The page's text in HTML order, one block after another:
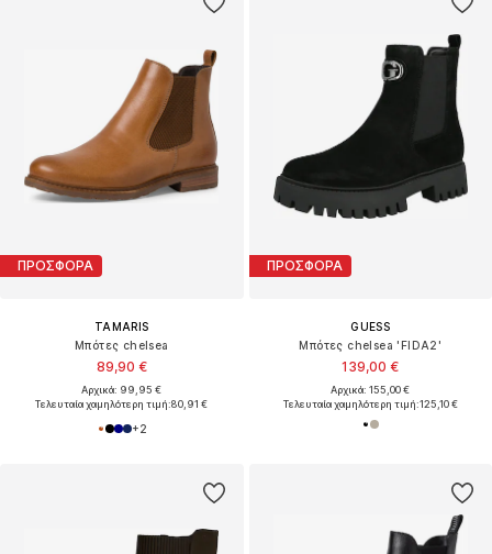
ΠΡΟΣΦΟΡΑ
TAMARIS
Μπότες chelsea
89,90 €
Αρχικά: 99,95 €
Τελευταία χαμηλότερη τιμή:80,91 €
+2
ΠΡΟΣΦΟΡΑ
GUESS
Μπότες chelsea 'FIDA2'
139,00 €
Αρχικά: 155,00 €
Τελευταία χαμηλότερη τιμή:125,10 €